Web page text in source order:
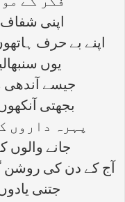
اپنی
اپنے بے حرف
یوں
جیسے آندھی
بجھتی
پہرہ داروں
جانے
آج کے دن کی روشن
جتنی